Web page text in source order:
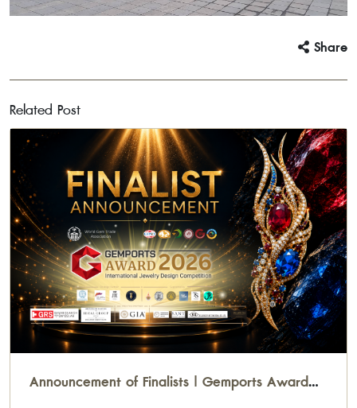
Share
Related Post
Announcement of Finalists | Gemports Award